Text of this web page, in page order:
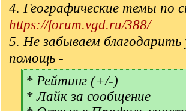
4. Географические темы по
https://forum.vgd.ru/388/
5. Не забываем
помощь -
[
]
* Рейтинг (+/-)
* Лайк за сообщение